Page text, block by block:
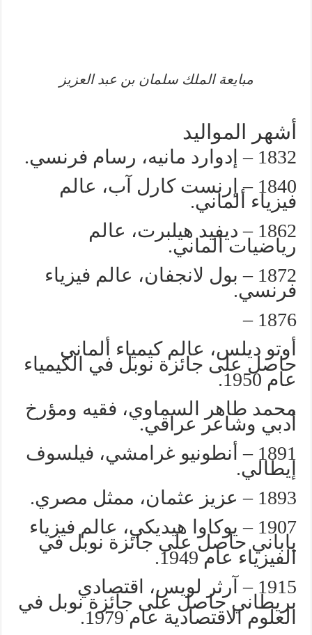
مبايعة الملك سلمان بن عبد العزيز
أشهر المواليد
1832 – إدوارد مانيه، رسام فرنسي.
1840 – إرنست كارل آب، عالم
فيزياء ألماني.
1862 – ديفيد هيلبرت، عالم
رياضيات ألماني.
1872 – بول لانجفان، عالم فيزياء
فرنسي.
1876 –
أوتو ديلس، عالم كيمياء ألماني
حاصل على جائزة نوبل في الكيمياء
عام 1950.
محمد طاهر السماوي، فقيه ومؤرخ
أدبي وشاعر عراقي.
1891 – أنطونيو غرامشي، فيلسوف
إيطالي.
1893 – عزيز عثمان، ممثل مصري.
1907 – يوكاوا هيديكي، عالم فيزياء
ياباني حاصل على جائزة نوبل في
الفيزياء عام 1949.
1915 – آرثر لويس، اقتصادي
بريطاني حاصل على جائزة نوبل في
العلوم الاقتصادية عام 1979.